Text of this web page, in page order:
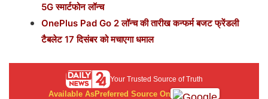
5G स्मार्टफोन लॉन्च
OnePlus Pad Go 2 लॉन्च की तारीख कन्फर्म बजट फ्रेंडली
टैबलेट 17 दिसंबर को मचाएगा धमाल
Your Trusted Source of Truth
Available AsPreferred Source On